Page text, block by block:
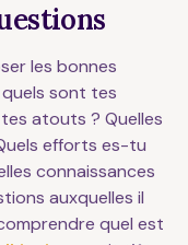
les bonnes
sont tes
atouts ? Quelles
efforts es-tu
connaissances
auxquelles il
quel est